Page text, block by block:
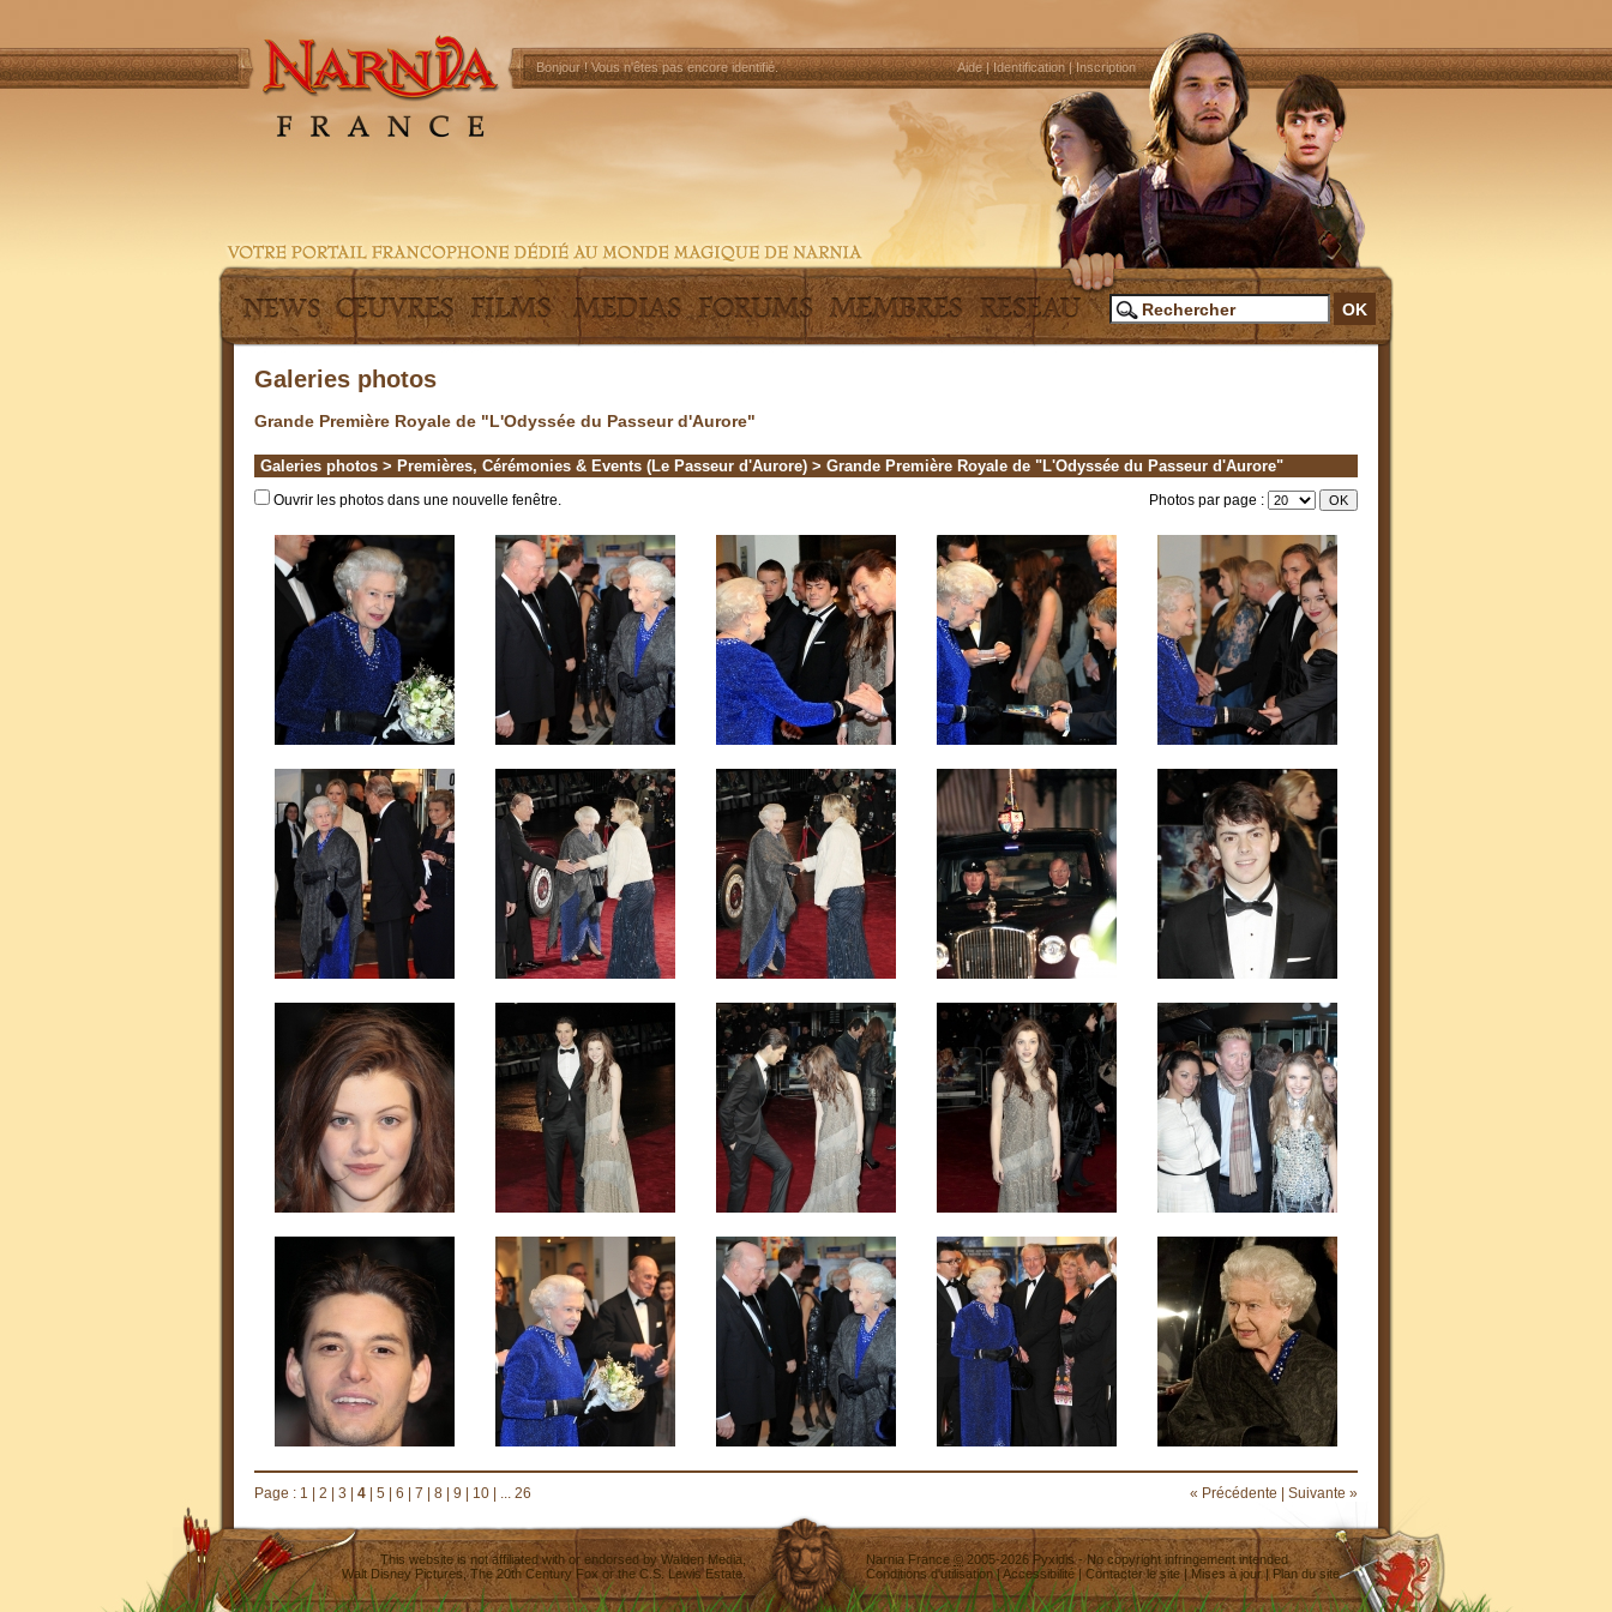
Bonjour !Vous n'êtes pas encore identifié. Aide|Identification|Inscription
Galeries photos
Grande Première Royale de "L'Odyssée du Passeur d'Aurore"
Galeries photos > Premières, Cérémonies & Events (Le Passeur d'Aurore) > Grande Première Royale de "L'Odyssée du Passeur d'Aurore"
Ouvrir les photos dans une nouvelle fenêtre. Photos par page :
Page : 1 2 3 4 5 6 7 8 9 10 ... 26 « Précédente Suivante »
This website is not affiliated with or endorsed byWalden Media
Walt Disney Pictures,The 20th Century Fox or the C.S. Lewis Estate.
Narnia France ©2005-2026 Pyxidis- No copyright infringement intended
Conditions d'utilisation|Accessibilité| Contacter le site|Mises à jour| Plan du site